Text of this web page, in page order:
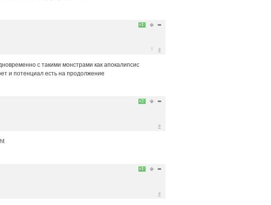
1
↑ #
с такими монстрами как апокалипсис
и потенциал есть на продолжение
2
#
1
#